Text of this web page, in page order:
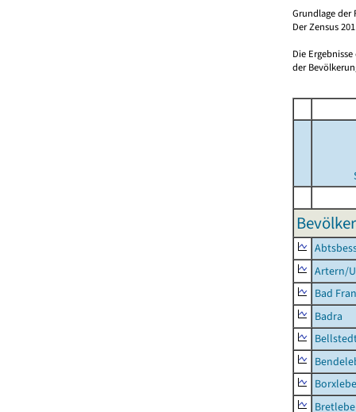
Grundlage der
Der Zensus
Die
der
Artern/
Bad
Badra